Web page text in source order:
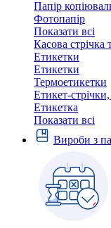
Папір
Фотопапір
Показати всі
Касова стрічка
Етикетки
Етикетки
Термоетикетки
Етикет-
Етикетка
Показати всі
Вироби з